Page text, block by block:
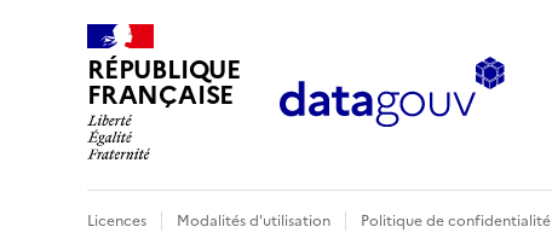
RÉPUBLIQUE
FRANÇAISE
Licences Modalités d'utilisation Politique de confidentialité